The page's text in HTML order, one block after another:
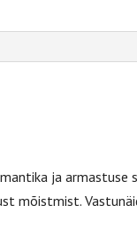
ja armastuse
mõistmist.